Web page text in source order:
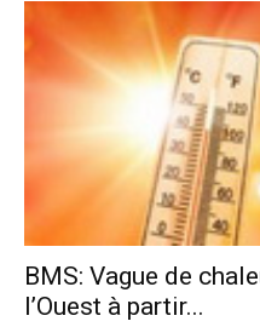
BMS: Vague de
l’Ouest à partir...